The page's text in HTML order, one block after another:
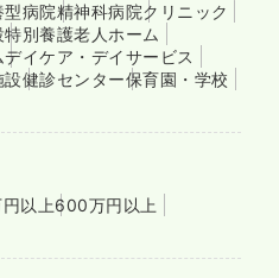
型病院精神科病院クリニック
特別養護老人ホーム
デイケア・デイサービス
設健診センター保育園・学校
以上600万円以上